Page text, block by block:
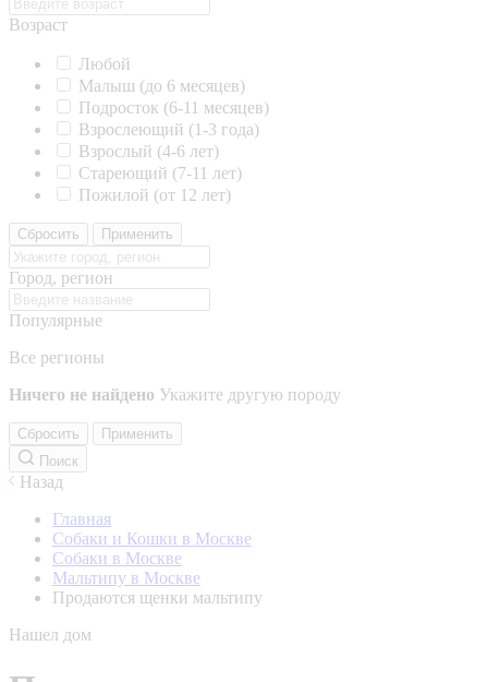
Возраст
Любой
Малыш (до 6 месяцев)
Подросток (6-11 месяцев)
Взрослеющий (1-3 года)
Взрослый (4-6 лет)
Стареющий (7-11 лет)
Пожилой (от 12 лет)
Сбросить Применить
Город, регион
Популярные
Все регионы
Ничего не найдено Укажите другую породу
Сбросить
Применить
Поиск
Назад
Главная
Собаки и Кошки в Москве
Собаки в Москве
Мальтипу в Москве
Продаются щенки мальтипу
Нашел дом